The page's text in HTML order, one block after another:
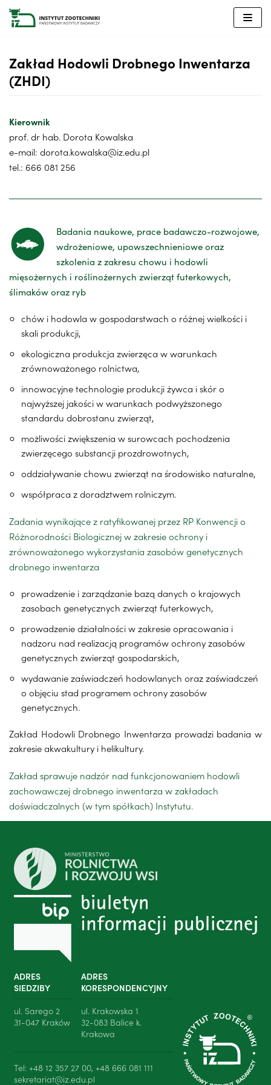
Przejdź
do
Zakład Hodowli Drobnego Inwentarza
(ZHDI)
Kierownik
prof. dr hab. Dorota Kowalska
e-mail: dorota.kowalska@iz.edu.pl
tel.: 666 081 256
Badania naukowe, prace badawczo-rozwojowe,
wdrożeniowe, upowszechnieniowe oraz
szkolenia z zakresu chowu i hodowli
mięsożernych i roślinożernych zwierząt futerkowych,
ślimaków oraz ryb
chów i hodowla w gospodarstwach o różnej wielkości i
skali produkcji,
ekologiczna produkcja zwierzęca w warunkach
zrównoważonego rolnictwa,
innowacyjne technologie produkcji żywca i skór o
najwyższej jakości w warunkach podwyższonego
standardu dobrostanu zwierząt,
możliwości zwiększenia w surowcach pochodzenia
zwierzęcego substancji prozdrowotnych,
oddziaływanie chowu zwierząt na środowisko naturalne,
współpraca z doradztwem rolniczym.
Zadania wynikające z ratyfikowanej przez RP Konwencji o
Różnorodności Biologicznej w zakresie ochrony i
zrównoważonego wykorzystania zasobów genetycznych
drobnego inwentarza
prowadzenie i zarządzanie bazą danych o krajowych
zasobach genetycznych zwierząt futerkowych,
prowadzenie działalności w zakresie opracowania i
nadzoru nad realizacją programów ochrony zasobów
genetycznych zwierząt gospodarskich,
wydawanie zaświadczeń hodowlanych oraz zaświadczeń
o objęciu stad programem ochrony zasobów
genetycznych.
Zakład Hodowli Drobnego Inwentarza prowadzi badania w
zakresie akwakultury i helikultury.
Zakład sprawuje nadzór nad funkcjonowaniem hodowli
zachowawczej drobnego inwentarza w zakładach
doświadczalnych (w tym spółkach) Instytutu.
ADRES
SIEDZIBY
ul. Sarego 2
31-047 Kraków
ADRES
KORESPONDENCYJNY
ul. Krakowska 1
32-083 Balice k.
Krakowa
Tel: +48 12 357 27 00, +48 666 081 111
sekretariat@iz.edu.pl